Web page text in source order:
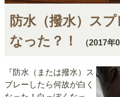
防水（撥水）ス
なった？！
（2017年
『防水（または撥水）ス
プレーしたら何故が白く